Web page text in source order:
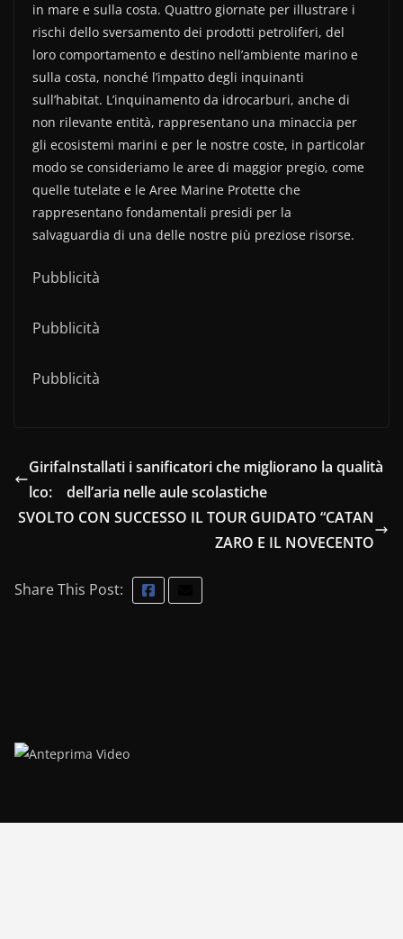
in mare e sulla costa. Quattro giornate per illustrare i
rischi dello sversamento dei prodotti petroliferi, del
loro comportamento e destino nell’ambiente marino e
sulla costa, nonché l’impatto degli inquinanti
sull’habitat. L’inquinamento da idrocarburi, anche di
non rilevante entità, rappresentano una minaccia per
gli ecosistemi marini e per le nostre coste, in particolar
modo se consideriamo le aree di maggior pregio, come
quelle tutelate e le Aree Marine Protette che
rappresentano fondamentali presidi per la
salvaguardia di una delle nostre più preziose risorse.
Pubblicità
Pubblicità
Pubblicità
Girifa
lco:
Installati i sanificatori che migliorano la qualità
dell’aria nelle aule scolastiche
SVOLTO CON SUCCESSO IL TOUR GUIDATO “CATAN
ZARO E IL NOVECENTO
Share This Post: